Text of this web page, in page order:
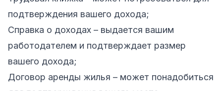
подтверждения вашего дохода;
Справка о доходах – выдается вашим
работодателем и подтверждает размер
вашего дохода;
Договор аренды жилья – может понадобиться